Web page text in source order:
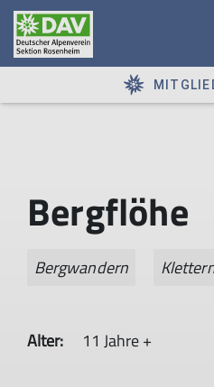
Bergflöhe
Bergwandern
Alter: 11 Jahre +